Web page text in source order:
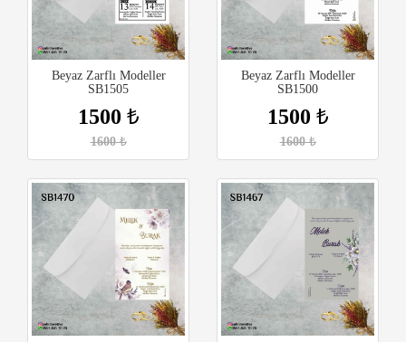
Beyaz Zarflı Modeller
SB1505
1500 ₺
1600₺
Beyaz Zarflı Modeller
SB1500
1500 ₺
1600₺